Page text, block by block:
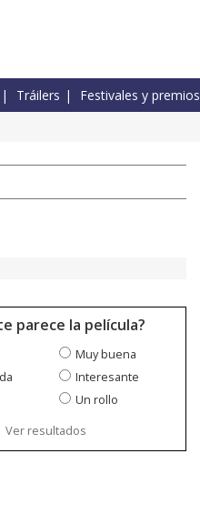
Tráilers Festivales y premios
parece la película?
Muy buena
Interesante
Un rollo
Ver resultados